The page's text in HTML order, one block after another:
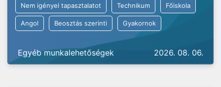
Nem igényel tapasztalatot Technikum Főiskola
Angol Beosztás szerinti Gyakornok
Egyéb munkalehetőségek 2026. 08. 06.